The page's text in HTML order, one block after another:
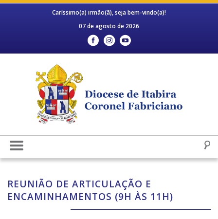
Caríssimo(a) irmão(ã), seja bem-vindo(a)!
07 de agosto de 2026
REUNIÃO DE ARTICULAÇÃO E
ENCAMINHAMENTOS (9H ÀS 11H)